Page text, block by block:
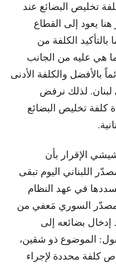
تخليص البضائع عند
هنا يعود إلى القطاع
بالتأكيد الكلفة من
هي عليه من الجانب
بالأفضل والكلفة الأدنى
لبنان. لذلك نرفض
كلفة تخليص البضائع
الإقرار بأن
اللبناني اليوم تبقى
في عهد النظام
السوري مَعفي من
بضائعه إلى
الموضوع ذو شقين،
كلفة محددة لإجراء